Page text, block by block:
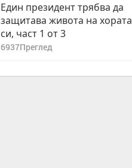
Един президент трябва да
защитава живота на хората
си, част 1 от 3
6937Преглед